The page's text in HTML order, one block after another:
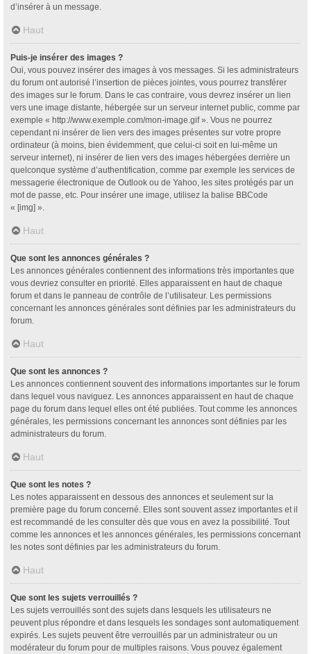
d’insérer à un message.
Haut
Puis-je insérer des images ?
Oui, vous pouvez insérer des images à vos messages. Si les administrateurs
du forum ont autorisé l’insertion de pièces jointes, vous pourrez transférer
des images sur le forum. Dans le cas contraire, vous devrez insérer un lien
vers une image distante, hébergée sur un serveur internet public, comme par
exemple « http://www.exemple.com/mon-image.gif ». Vous ne pourrez
cependant ni insérer de lien vers des images présentes sur votre propre
ordinateur (à moins, bien évidemment, que celui-ci soit en lui-même un
serveur internet), ni insérer de lien vers des images hébergées derrière un
quelconque système d’authentification, comme par exemple les services de
messagerie électronique de Outlook ou de Yahoo, les sites protégés par un
mot de passe, etc. Pour insérer une image, utilisez la balise BBCode
« [img] ».
Haut
Que sont les annonces générales ?
Les annonces générales contiennent des informations très importantes que
vous devriez consulter en priorité. Elles apparaissent en haut de chaque
forum et dans le panneau de contrôle de l’utilisateur. Les permissions
concernant les annonces générales sont définies par les administrateurs du
forum.
Haut
Que sont les annonces ?
Les annonces contiennent souvent des informations importantes sur le forum
dans lequel vous naviguez. Les annonces apparaissent en haut de chaque
page du forum dans lequel elles ont été publiées. Tout comme les annonces
générales, les permissions concernant les annonces sont définies par les
administrateurs du forum.
Haut
Que sont les notes ?
Les notes apparaissent en dessous des annonces et seulement sur la
première page du forum concerné. Elles sont souvent assez importantes et il
est recommandé de les consulter dès que vous en avez la possibilité. Tout
comme les annonces et les annonces générales, les permissions concernant
les notes sont définies par les administrateurs du forum.
Haut
Que sont les sujets verrouillés ?
Les sujets verrouillés sont des sujets dans lesquels les utilisateurs ne
peuvent plus répondre et dans lesquels les sondages sont automatiquement
expirés. Les sujets peuvent être verrouillés par un administrateur ou un
modérateur du forum pour de multiples raisons. Vous pouvez également